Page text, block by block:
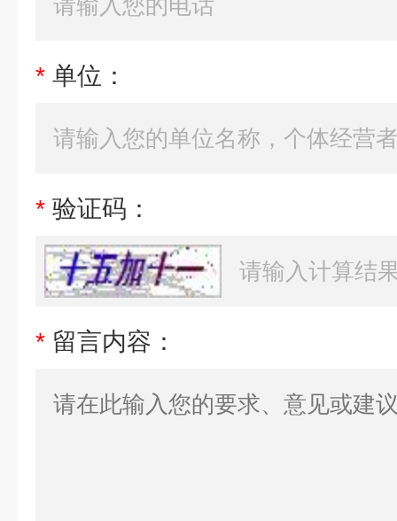
* 单位：
* 验证码：
* 留言内容：